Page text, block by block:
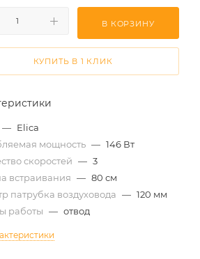
В КОРЗИНУ
КУПИТЬ В 1 КЛИК
— Elica
мощность — 146 Вт
скоростей — 3
встраивания — 80 см
патрубка воздуховода — 120 мм
работы — отвод